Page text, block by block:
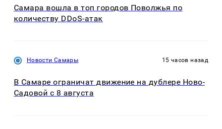
Самара вошла в топ городов Поволжья по
количеству DDoS-атак
Новости Самары 15 часов назад
В Самаре ограничат движение на дублере Ново-
Садовой с 8 августа